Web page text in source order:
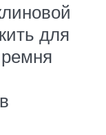
для